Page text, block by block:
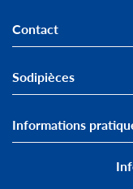
Contact
Sodipièces
Informations